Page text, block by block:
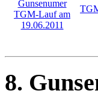
8.